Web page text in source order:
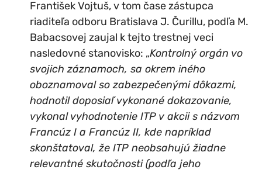
František Vojtuš, v tom čase zástupca
riaditeľa odboru Bratislava J. Čurillu, podľa M.
Babacsovej zaujal k tejto trestnej veci
nasledovné stanovisko: „Kontrolný orgán vo
svojich záznamoch, sa okrem iného
oboznamoval so zabezpečenými dôkazmi,
hodnotil doposiaľ vykonané dokazovanie,
vykonal vyhodnotenie ITP v akcii s názvom
Francúz I a Francúz II, kde napríklad
skonštatoval, že ITP neobsahujú žiadne
relevantné skutočnosti (podľa jeho